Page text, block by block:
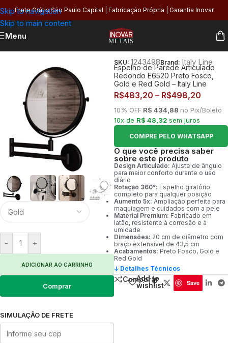
Skip to navigation
Skip to main content
Frete Grátis São Paulo Capital | Fabricação Própria | Garantia Inovar
Menu
- +
ADICIONAR AO CARRINHO
Comprar
SIMULAÇÃO DE FRETE
SKU: 1243498Brand: Italy Line
Espelho de Parede Articulado
Redondo E6520 Preto Fosco,
Gold e Red Gold – Italy Line
R$483,20 – R$498,20
10% OFF R$ 434,88 no Pix/Boleto
10x de R$ 48,32 sem juros
COMPRE PELO WHATSAPP
O que você precisa saber
sobre este produto
Design Articulado: Ajuste de ângulo
para maior conforto durante o uso
diário
Rotação 360°: Espelho giratório
completo para qualquer posição
Aumento 5x: Ampliação perfeita para
maquiagem e cuidados com a pele
Material Premium: Fabricado em
latão, resistente à corrosão e à
umidade
Dimensões: 20 cm de diâmetro com
braço extensível de 43,5 cm
Acabamentos: Preto Fosco, Gold e
Red Gold
🡣 Detalhes Técnicos
Comparar
Add to
wishlist
Save